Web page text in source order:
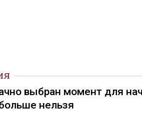
выбран момент для
нельзя